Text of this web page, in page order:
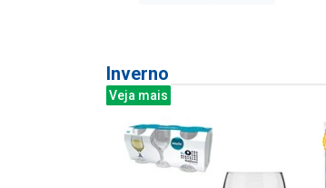
Inverno
Veja mais